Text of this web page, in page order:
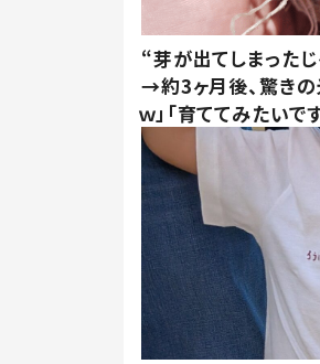
“芽が出てしまった
→約3ヶ月後、驚きの
ｗ」「育ててみたいです